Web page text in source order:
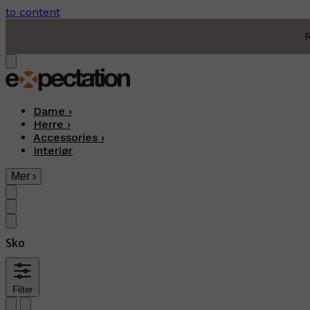
to content
Dame ›
Herre ›
Accessories ›
Interiør
Mer ›
Sko
Filter